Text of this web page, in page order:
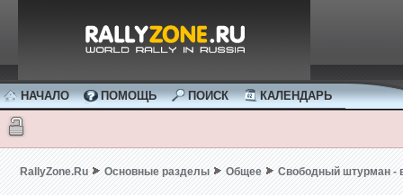
НАЧАЛО ПОМОЩЬ ПОИСК КАЛЕНДАРЬ
RallyZone.Ru Основные разделы Общее Свободный штурман -